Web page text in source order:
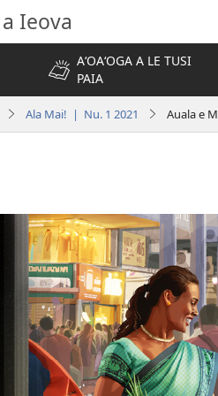
Ieova
AʻOAʻOGA A LE TUSI
PAIA
Ala Mai! | Nu. 1 2021 Auala e